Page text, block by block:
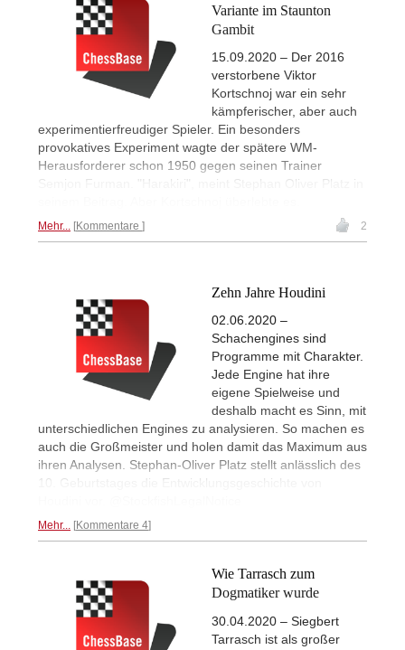
Variante im Staunton
Gambit
15.09.2020 – Der 2016
verstorbene Viktor
Kortschnoj war ein sehr
kämpferischer, aber auch
experimentierfreudiger Spieler. Ein besonders
provokatives Experiment wagte der spätere WM-
Herausforderer schon 1950 gegen seinen Trainer
Semjon Furman. "Harakiri", meint Stephan Oliver Platz in
Mehr... Kommentare 2
Zehn Jahre Houdini
02.06.2020 –
Schachengines sind
Programme mit Charakter.
Jede Engine hat ihre
eigene Spielweise und
deshalb macht es Sinn, mit
unterschiedlichen Engines zu analysieren. So machen es
auch die Großmeister und holen damit das Maximum aus
ihren Analysen. Stephan-Oliver Platz stellt anlässlich des
10. Geburtstages die Entwicklungsgeschichte von
Mehr... Kommentare 4
Wie Tarrasch zum
Dogmatiker wurde
30.04.2020 – Siegbert
Tarrasch ist als großer